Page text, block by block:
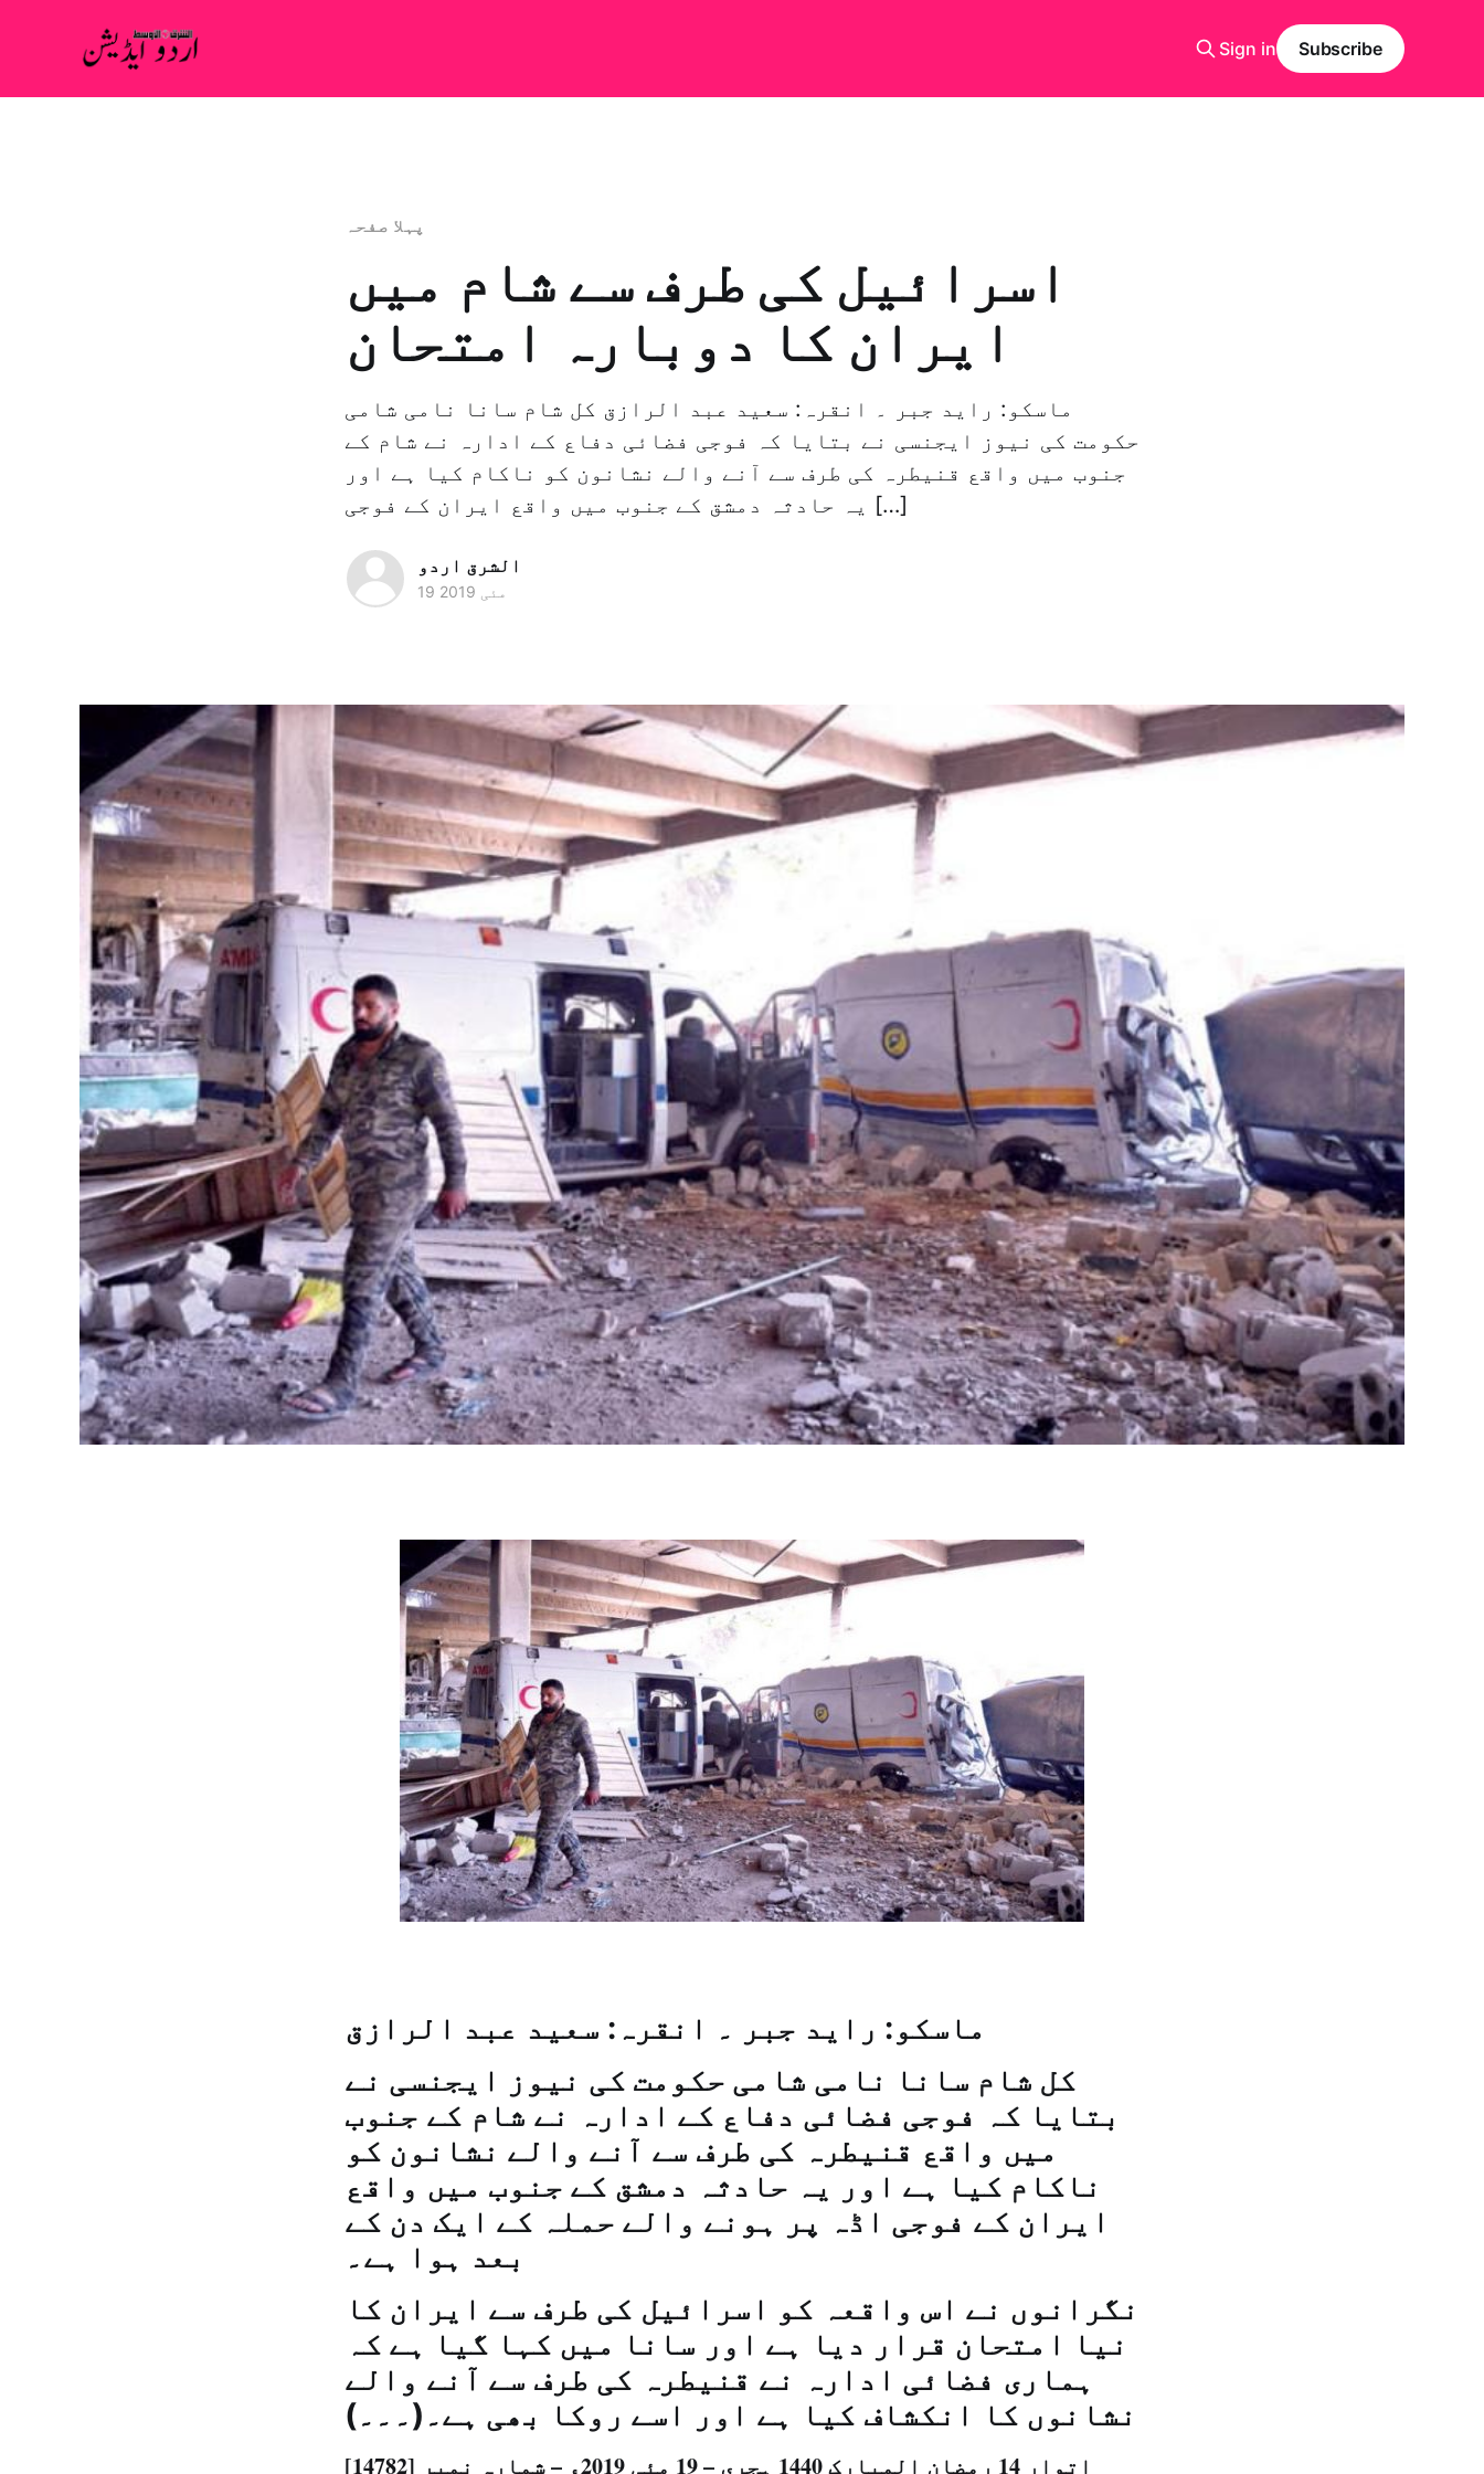
Sign in Subscribe
پہلا صفحہ
اسرائیل کی طرف سے شام میں
ایران کا دوبارہ امتحان
ماسکو: راید جبر ۔ انقرہ: سعید عبد الرازق کل شام سانا نامی شامی
حکومت کی نیوز ايجنسی نے بتایا کہ فوجی فضائی دفاع کے ادارہ نے شام کے
جنوب میں واقع قنیطرہ کی طرف سے آنے والے نشانون کو ناکام کیا ہے اور
یہ حادثہ دمشق کے جنوب میں واقع ایران کے فوجی […]
الشرق اردو
19 مئی 2019
ماسکو: راید جبر ۔ انقرہ: سعید عبد الرازق
کل شام سانا نامی شامی حکومت کی نیوز ايجنسی نے
بتایا کہ فوجی فضائی دفاع کے ادارہ نے شام کے جنوب
میں واقع قنیطرہ کی طرف سے آنے والے نشانون کو
ناکام کیا ہے اور یہ حادثہ دمشق کے جنوب میں واقع
ایران کے فوجی اڈہ پر ہونے والے حملہ کے ایک دن کے
بعد ہوا ہے۔
نگرانوں نے اس واقعہ کو اسرائیل کی طرف سے ایران کا
نیا امتحان قرار دیا ہے اور سانا میں کہا گیا ہے کہ
ہماری فضائی ادارہ نے قنیطرہ کی طرف سے آنے والے
نشانوں کا انکشاف کیا ہے اور اسے روکا بھی ہے۔(۔۔۔)
اتوار 14 رمضان المبارک 1440 ہجری – 19 مئی 2019ء – شمارہ نمبر [14782]